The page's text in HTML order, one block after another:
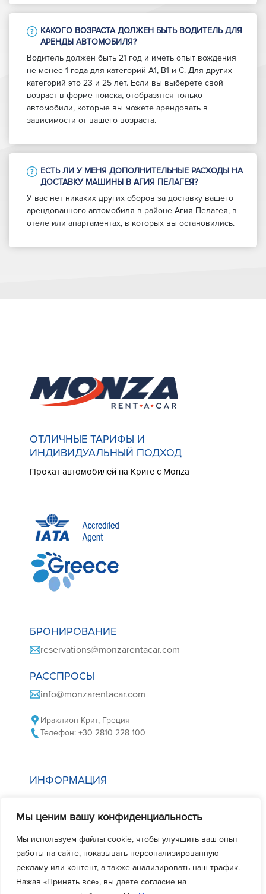
Мы ценим вашу конфиденциальность
Мы используем файлы cookie, чтобы улучшить ваш опыт
работы на сайте, показывать персонализированную
рекламу или контент, а также анализировать наш трафик.
Нажав «Принять все», вы даете согласие на
КАКОГО ВОЗРАСТА ДОЛЖЕН БЫТЬ ВОДИТЕЛЬ ДЛЯ
АРЕНДЫ АВТОМОБИЛЯ?
Водитель должен быть 21 год и иметь опыт вождения
не менее 1 года для категорий A1, B1 и C. Для других
категорий это 23 и 25 лет. Если вы выберете свой
возраст в форме поиска, отобразятся только
автомобили, которые вы можете арендовать в
зависимости от вашего возраста.
ЕСТЬ ЛИ У МЕНЯ ДОПОЛНИТЕЛЬНЫЕ РАСХОДЫ НА
ДОСТАВКУ МАШИНЫ В АГИЯ ПЕЛАГЕЯ?
У вас нет никаких других сборов за доставку вашего
арендованного автомобиля в районе Агия Пелагея, в
отеле или апартаментах, в которых вы остановились.
ОТЛИЧНЫЕ ТАРИФЫ И
ИНДИВИДУАЛЬНЫЙ ПОДХОД
Прокат автомобилей на Крите с Monza
БРОНИРОВАНИЕ
reservations@monzarentacar.com
РАССПРОСЫ
info@monzarentacar.com
Ираклион Крит, Греция
Телефон: +30 2810 228 100
ИНФОРМАЦИЯ
Политика конфиденциальности
Условия аренды автомобиля
Часто задаваемые вопросы
Свяжитесь с нами